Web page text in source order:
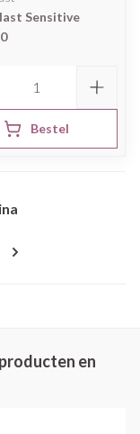
Sensitive
Bestel
en